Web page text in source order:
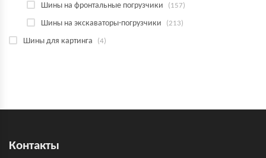
Шины на фронтальные погрузчики (157)
Шины на экскаваторы-погрузчики (213)
Шины для картинга (4)
Контакты